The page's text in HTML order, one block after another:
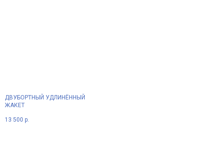
ДВУБОРТНЫЙ УДЛИНЁННЫЙ
ЖАКЕТ
13 500 р.